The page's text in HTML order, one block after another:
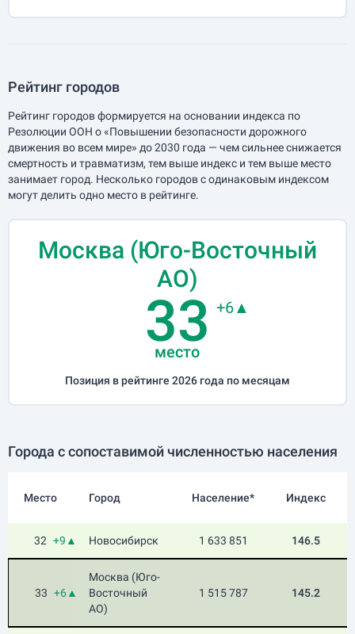
Рейтинг городов
Рейтинг городов формируется на основании индекса по
Резолюции ООН о «Повышении безопасности дорожного
движения во всем мире» до 2030 года — чем сильнее снижается
смертность и травматизм, тем выше индекс и тем выше место
занимает город. Несколько городов с одинаковым индексом
могут делить одно место в рейтинге.
Москва (Юго-Восточный
АО)
33
место
+6▲
Позиция в рейтинге 2026 года по месяцам
Города с сопоставимой численностью населения
Место Город Население* Индекс
32 +9▲ Новосибирск 1 633 851 146.5
33 +6▲
Москва (Юго-
Восточный
АО)
1 515 787 145.2